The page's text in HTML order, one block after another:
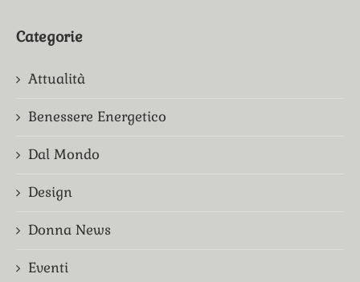
Categorie
Attualità
Benessere Energetico
Dal Mondo
Design
Donna News
Eventi